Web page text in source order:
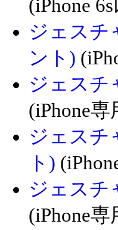
(iPhone
ジェスチ
ント)
ジェスチ
(iPhone
ジェスチ
ト)
ジェスチ
(iPhone